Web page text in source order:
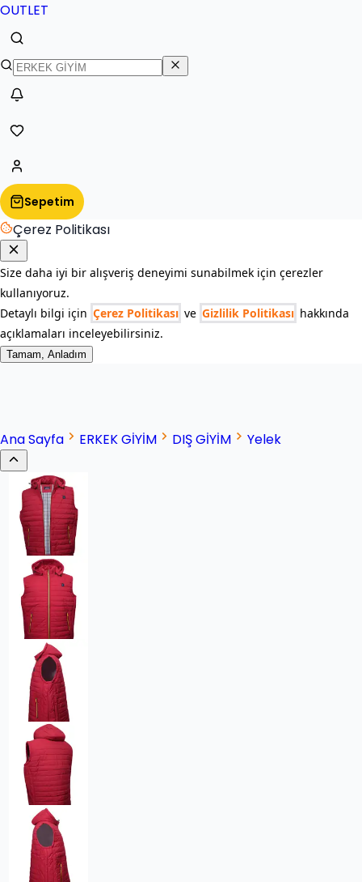
OUTLET
Sepetim
Çerez Politikası
Size daha iyi bir alışveriş deneyimi sunabilmek için çerezler
kullanıyoruz.
Detaylı bilgi için Çerez Politikası ve Gizlilik Politikası hakkında
açıklamaları inceleyebilirsiniz.
Tamam, Anladım
Ana Sayfa ERKEK GİYİM DIŞ GİYİM Yelek